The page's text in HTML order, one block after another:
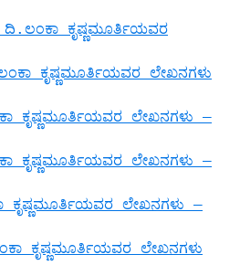
ಕೃಷ್ಣಮೂರ್ತಿಯವರ
ಕೃಷ್ಣಮೂರ್ತಿಯವರ ಲೇಖನಗಳು
ಲೇಖನಗಳು –
ಕೃಷ್ಣಮೂರ್ತಿಯವರ ಲೇಖನಗಳು –
ಲೇಖನಗಳು –
ಕೃಷ್ಣಮೂರ್ತಿಯವರ ಲೇಖನಗಳು